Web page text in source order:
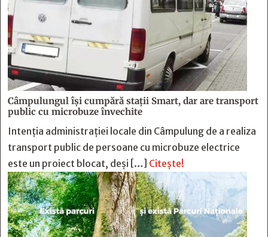
Câmpulungul îşi cumpără staţii Smart, dar are transport
public cu microbuze învechite
Intenția administrației locale din Câmpulung de a realiza
transport public de persoane cu microbuze electrice
este un proiect blocat, deși […] Citește!